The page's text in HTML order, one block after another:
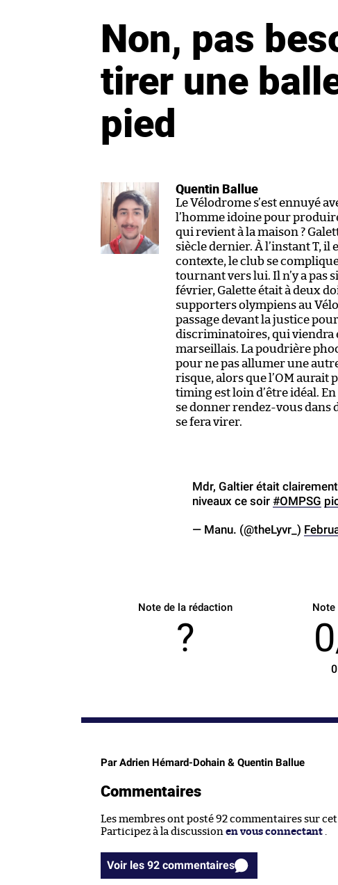
Non, pas
tirer une
pied
Quentin Ballue
Le Vélodrome s’est ennuyé
l’homme idoine pour
qui revient à la maison ?
siècle dernier. À l’instant T, il
contexte, le club se
tournant vers lui. Il n’y a pas
février, Galette était à deux
supporters olympiens au
passage devant la justice
discriminatoires, qui viendra
marseillais. La poudrière
pour ne pas allumer une
risque, alors que l’OM aurait
timing est loin d’être idéal.
se donner rendez-vous dans
se fera virer.
Mdr, Galtier était
niveaux ce soir #OMPSG
— Manu. (@theLyvr_)
Note de la rédaction
?
Note
0
Par Adrien Hémard-Dohain & Quentin Ballue
Commentaires
Les membres ont posté 92 commentaires sur
Participez à la discussion en vous connectant
Voir les 92 commentaires